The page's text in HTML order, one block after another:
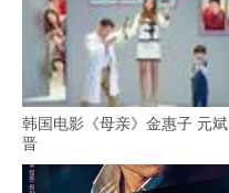
韩国电影《母亲》金惠子 元斌
晋